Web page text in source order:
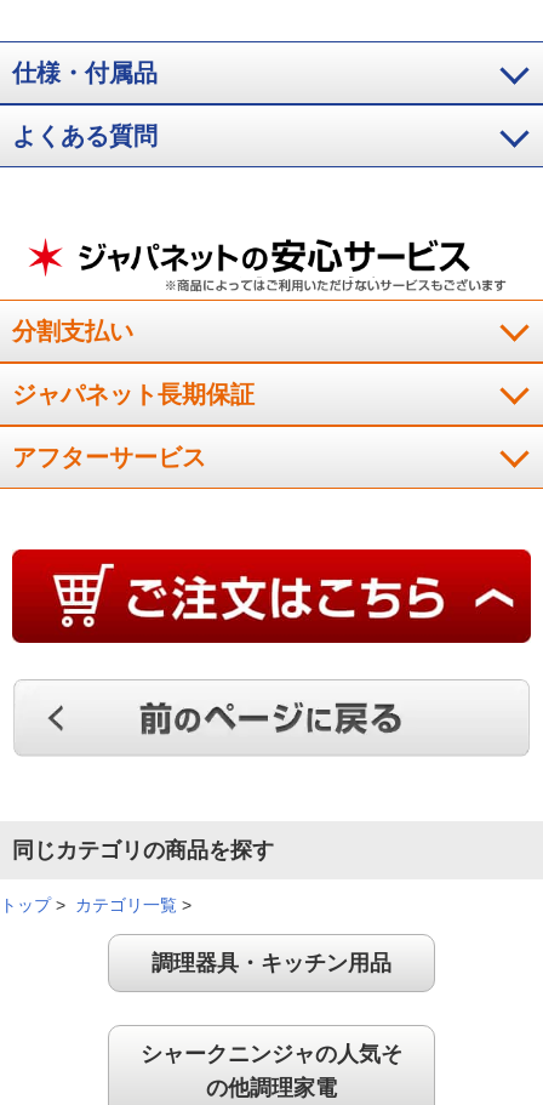
ットし、『START』ボタンを押してさばを加熱します。6.終了したら裏返し
て再び『クリスプ』モードで時間を『6分』にセットし、『START』ボタンを
押して加熱します。7.調理が終了したら皮めを上にして皿に盛り付け、煮汁を
かけて仕上げます。
※3：1.ミートボールたねの材料をボウルに入れて粘り
気がでるまで混ぜ、16等分にして手で丸めます。2.ガラスコンテナに市販の
にセットし、『START』ボタンを押して再度加熱します。7.終了したら全体
を混ぜ、シュレッドチーズを散らします。8.『クリスプ』モードで時間を『3
分』にセットし、『START』ボタンを押して再度加熱し、チーズを溶かしま
す。9.調理が終了したら仕上げにお好みでブラックペッパー、刻んだパセリを
散らします。
※4：1.ガラスコンテナに材料を入れてよく混ぜ、ラップなし
で600Wの電子レンジで5分→5分→5分加熱し、その都度よく混ぜ合わせてり
んごがしんなりするまで煮ます。お好みでシナモンパウダーを加えます。2.パ
イシートをガラスコンテナのサイズにカットします。パイシートに切り込み
を入れて、網目状に開き、煮たりんごの上に乗せます。3.パイシートに溶き卵
を薄く塗ります。4.『クリスプ』モードで時間を『20〜25分』にセットし、
オーブンペーパーにならべて塩、コショウをし、水、オリーブオイルをまわ
しかけます。3.『ベイク·ロースト』モードで時間を『20分』にセットし、
『START』ボタンを押して調理を開始します。4.ハーブソースの材料を混ぜ
合わせておきます。5.調理が終了したら、ハーブソース、塩、コショウを添
え、お好みでかけていただきます。
仕様・付属品
よくある質問
分割支払い
ジャパネット長期保証
アフターサービス
同じカテゴリの商品を探す
トップ> カテゴリ一覧 >
調理器具・キッチン用品
シャークニンジャの人気そ
の他調理家電